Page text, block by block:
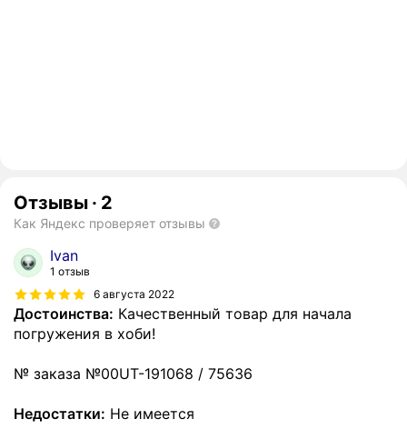
Отзывы · 2
Как Яндекс проверяет отзывы
Ivan
1 отзыв
6 августа 2022
Достоинства: Качественный товар для начала
погружения в хоби!
№ заказа №00UT-191068 / 75636
Недостатки: Не имеется